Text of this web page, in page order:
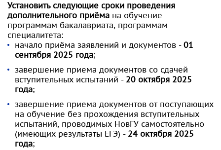
Установить следующие сроки проведения
дополнительного приёма на обучение
программам бакалавриата, программам
специалитета:
начало приёма заявлений и документов - 01
сентября 2025 года;
завершение приема документов со сдачей
вступительных испытаний - 20 октября 2025
года;
завершение приема документов от поступающих
на обучение без прохождения вступительных
испытаний, проводимых НовГУ самостоятельно
(имеющих результаты ЕГЭ) - 24 октября 2025
года;